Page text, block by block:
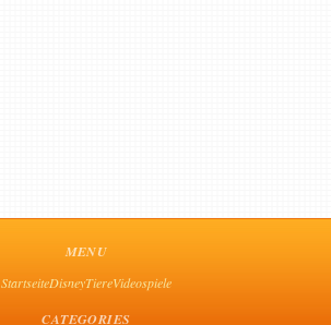
MENU
StartseiteDisneyTiereVideospiele
CATEGORIES